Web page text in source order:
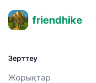
friendhike
Зерттеу
Жорықтар